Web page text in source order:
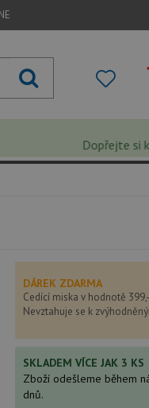
Dopřejte si
DÁREK ZDARMA
Cedící miska v hodnotě 399,-
Nevztahuje se k
SKLADEM VÍCE JAK 3 KS
Zboží odešleme během
dnů.